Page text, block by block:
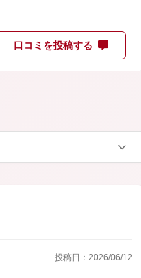
口コミを投稿する
投稿日：2026/06/12